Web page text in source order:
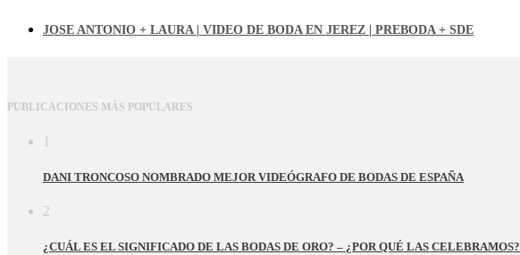
JOSE ANTONIO + LAURA | VIDEO DE BODA EN JEREZ | PREBODA + SDE
PUBLICACIONES MÁS POPULARES
1
DANI TRONCOSO NOMBRADO MEJOR VIDEÓGRAFO DE BODAS DE ESPAÑA
2
¿CUÁL ES EL SIGNIFICADO DE LAS BODAS DE ORO? – ¿POR QUÉ LAS CELEBRAMOS?